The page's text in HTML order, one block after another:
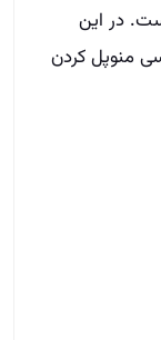
در این
منوپل کردن